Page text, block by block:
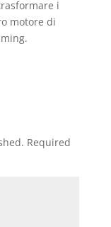
i
motore di
Required